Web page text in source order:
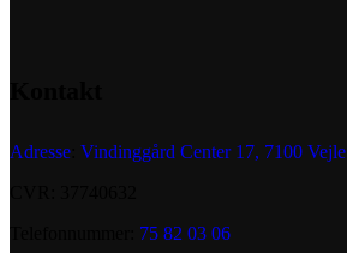
Adresse Vindinggård Center 17, 7100 Vejle
75 82 03 06